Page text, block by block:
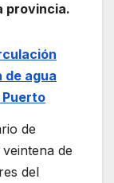
provincia.
agua
Puerto
de
de
del